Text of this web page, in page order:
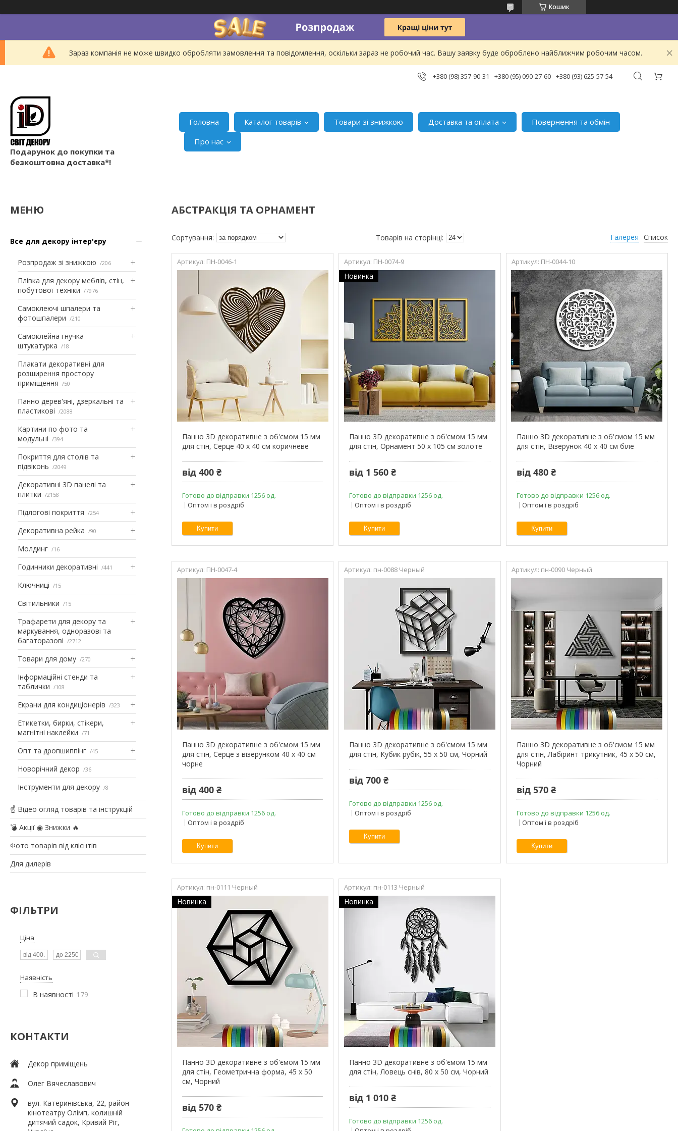
Кошик
Зараз компанія не може швидко обробляти замовлення та повідомлення, оскільки зараз не робочий час. Вашу заявку буде оброблено найближчим робочим часом.
+380 (98) 357-90-31 +380 (95) 090-27-60 +380 (93) 625-57-54
Подарунок до покупки та
безкоштовна доставка*!
Головна Каталог товарів Товари зі знижкою Доставка та оплата
Повернення та обмін
Про нас
Все для декору інтер'єру
Розпродаж зі знижкою 206
Плівка для декору меблів, стін,
побутової техніки
7976
Самоклеючі шпалери та
фотошпалери
210
Самоклейна гнучка
штукатурка
18
Плакати декоративні для
розширення простору
приміщення
50
Панно дерев'яні, дзеркальні та
пластикові
2088
Картини по фото та
модульні
394
Покриття для столів та
підвіконь
2049
Декоративні 3D панелі та
плитки
2158
Підлогові покриття 254
Декоративна рейка 90
Молдинг 16
Годинники декоративні 441
Ключниці 15
Світильники 15
Трафарети для декору та
маркування, одноразові та
багаторазові
2712
Товари для дому 270
Інформаційні стенди та
таблички
108
Екрани для кондиціонерів 323
Етикетки, бирки, стікери,
магнітні наклейки
71
Опт та дропшиппінг 45
Новорічний декор 36
Інструменти для декору 8
☝ Відео огляд товарів та інструкцій
💣 Акції ◉ Знижки 🔥
Фото товарів від клієнтів
Для дилерів
ФІЛЬТРИ
Ціна
Наявність
В наявності 179
КОНТАКТИ
Декор приміщень
Олег Вячеславович
вул. Катеринівська, 22, район
кінотеатру Олімп, колишній
дитячий садок, Кривий Ріг,
АБСТРАКЦІЯ ТА ОРНАМЕНТ
Галерея Список
ПН-0046-1
Панно 3D декоративне з об'ємом 15 мм
для стін, Серце 40 х 40 см коричневе
від 400 ₴
Готово до відправки 1256 од.
Оптом і в роздріб
Купити
ПН-0074-9
Новинка
Панно 3D декоративне з об'ємом 15 мм
для стін, Орнамент 50 х 105 см золоте
від 1 560 ₴
Готово до відправки 1256 од.
Оптом і в роздріб
Купити
ПН-0044-10
Панно 3D декоративне з об'ємом 15 мм
для стін, Візерунок 40 х 40 см біле
від 480 ₴
Готово до відправки 1256 од.
Оптом і в роздріб
Купити
ПН-0047-4
Панно 3D декоративне з об'ємом 15 мм
для стін, Серце з візерунком 40 х 40 см
чорне
від 400 ₴
Готово до відправки 1256 од.
Оптом і в роздріб
Купити
пн-0088 Черный
Панно 3D декоративне з об'ємом 15 мм
для стін, Кубик рубік, 55 х 50 см, Чорний
від 700 ₴
Готово до відправки 1256 од.
Оптом і в роздріб
Купити
пн-0090 Черный
Панно 3D декоративне з об'ємом 15 мм
для стін, Лабіринт трикутник, 45 х 50 см,
Чорний
від 570 ₴
Готово до відправки 1256 од.
Оптом і в роздріб
Купити
пн-0111 Черный
Новинка
Панно 3D декоративне з об'ємом 15 мм
для стін, Геометрична форма, 45 х 50
см, Чорний
від 570 ₴
пн-0113 Черный
Новинка
Панно 3D декоративне з об'ємом 15 мм
для стін, Ловець снів, 80 х 50 см, Чорний
від 1 010 ₴
Готово до відправки 1256 од.